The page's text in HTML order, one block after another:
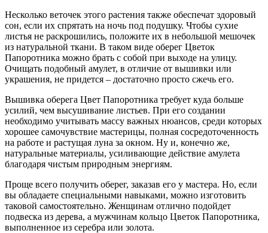
Несколько веточек этого растения также обеспечат здоровый
сон, если их спрятать на ночь под подушку. Чтобы сухие
листья не раскрошились, положите их в небольшой мешочек
из натуральной ткани. В таком виде оберег Цветок
Папоротника можно брать с собой при выходе на улицу.
Очищать подобный амулет, в отличие от вышивки или
украшения, не придется – достаточно просто сжечь его.
Вышивка оберега Цвет Папоротника требует куда больше
усилий, чем высушивание листьев. При его создании
необходимо учитывать массу важных нюансов, среди которых
хорошее самочувствие мастерицы, полная сосредоточенность
на работе и растущая луна за окном. Ну и, конечно же,
натуральные материалы, усиливающие действие амулета
благодаря чистым природным энергиям.
Проще всего получить оберег, заказав его у мастера. Но, если
вы обладаете специальными навыками, можно изготовить
таковой самостоятельно. Женщинам отлично подойдет
подвеска из дерева, а мужчинам кольцо Цветок Папоротника,
выполненное из серебра или золота.